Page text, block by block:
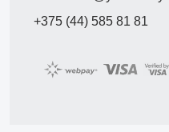
+375 (44) 585 81 81